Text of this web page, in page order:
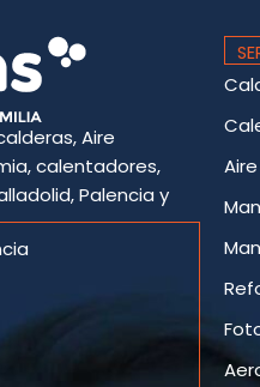
Aire
calentadores,
Palencia y